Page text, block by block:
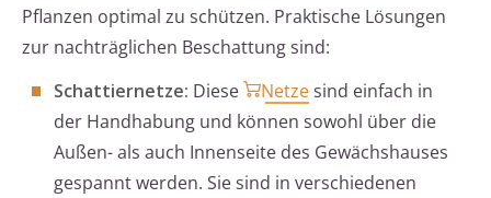
Pflanzen optimal zu schützen. Praktische Lösungen
zur nachträglichen Beschattung sind:
Schattiernetze: Diese Netzesind einfach in
der Handhabung und können sowohl über die
Außen- als auch Innenseite des Gewächshauses
gespannt werden. Sie sind in verschiedenen